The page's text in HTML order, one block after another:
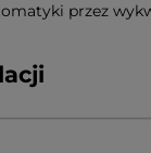
przez